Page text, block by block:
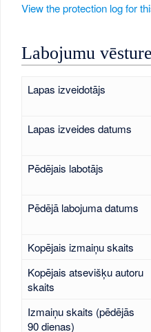
View the protection log for
Labojumu vēsture
Lapas izveidotājs
Lapas izveides datums
Pēdējais labotājs
Pēdējā labojuma datums
Kopējais izmaiņu skaits
Kopējais atsevišķu autoru
skaits
Izmaiņu skaits (pēdējās
90 dienas)